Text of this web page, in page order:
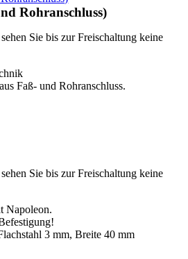
Rohranschluss)
sehen Sie bis zur Freischaltung keine
Faß- und Rohranschluss.
sehen Sie bis zur Freischaltung keine
Napoleon.
3 mm, Breite 40 mm